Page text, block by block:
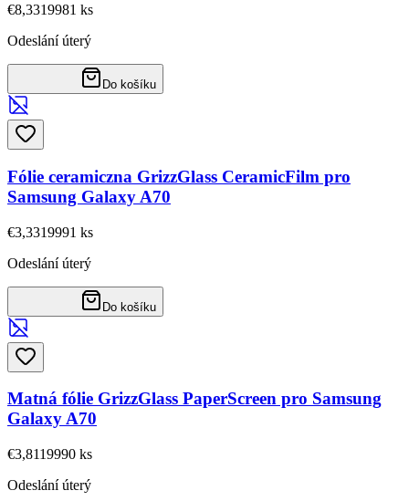
€8,3319981 ks
Odeslání úterý
Do košíku
Fólie ceramiczna GrizzGlass CeramicFilm pro
Samsung Galaxy A70
€3,3319991 ks
Odeslání úterý
Do košíku
Matná fólie GrizzGlass PaperScreen pro Samsung
Galaxy A70
€3,8119990 ks
Odeslání úterý